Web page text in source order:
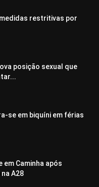
restritivas por
posição sexual que
se em biquíni em férias
em Caminha após
A28